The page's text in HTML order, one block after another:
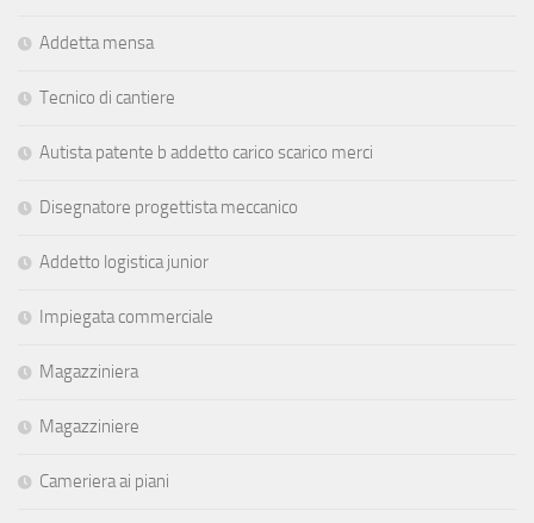
Addetta mensa
Tecnico di cantiere
Autista patente b addetto carico scarico merci
Disegnatore progettista meccanico
Addetto logistica junior
Impiegata commerciale
Magazziniera
Magazziniere
Cameriera ai piani